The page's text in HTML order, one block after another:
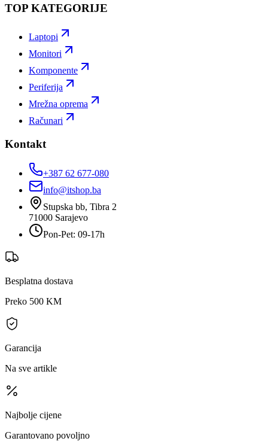
TOP KATEGORIJE
Laptopi
Monitori
Komponente
Periferija
Mrežna oprema
Računari
Kontakt
+387 62 677-080
info@itshop.ba
Stupska bb, Tibra 2
71000 Sarajevo
Pon-Pet: 09-17h
Besplatna dostava
Preko 500 KM
Garancija
Na sve artikle
Najbolje cijene
Garantovano povoljno